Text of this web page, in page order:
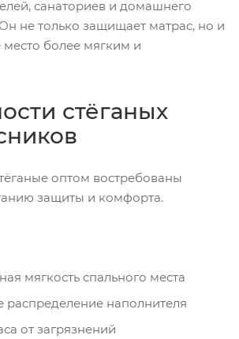
санаториев и домашнего
не только защищает матрас, но и
место более мягким и
стёганых
оптом востребованы
защиты и комфорта.
мягкость спального места
распределение наполнителя
от загрязнений